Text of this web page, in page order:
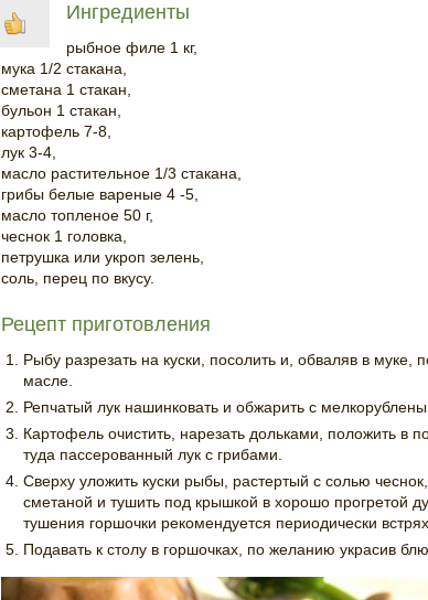
Ингредиенты
рыбное филе 1 кг,
мука 1/2 стакана,
сметана 1 стакан,
бульон 1 стакан,
картофель 7-8,
лук 3-4,
масло растительное 1/3 стакана,
грибы белые вареные 4 -5,
масло топленое 50 г,
чеснок 1 головка,
петрушка или укроп зелень,
соль, перец по вкусу.
Рецепт приготовления
Рыбу разрезать на куски, посолить и, обваляв в муке,
масле.
Репчатый лук нашинковать и обжарить с
Картофель очистить, нарезать дольками, положить в
туда пассерованный лук с грибами.
Сверху уложить куски рыбы, растертый с солью
сметаной и тушить под крышкой в хорошо прогретой
тушения горшочки рекомендуется периодически
Подавать к столу в горшочках, по желанию украсив